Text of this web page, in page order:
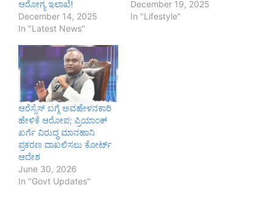
ಆರೋಗ್ಯ ಇಲಾಖೆ!
December 14, 2025
In "Latest News"
December 19, 2025
In "Lifestyle"
ಆರೆಸ್ಸೆಸ್ ಬಗ್ಗೆ ಅವಹೇಳನಕಾರಿ
ಹೇಳಿಕೆ ಆರೋಪ; ಪ್ರಿಯಾಂಕ್
ಖರ್ಗೆ ವಿರುದ್ಧ ಮಾನಹಾನಿ
ಪ್ರಕರಣ ದಾಖಲಿಸಲು ಕೋರ್ಟ್
ಆದೇಶ
June 30, 2026
In "Govt Updates"